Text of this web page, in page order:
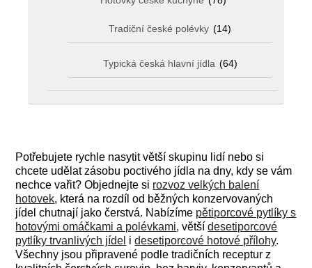
Potřebujete rychle nasytit větší skupinu lidí nebo si
chcete udělat zásobu poctivého jídla na dny, kdy se vám
nechce vařit? Objednejte si rozvoz velkých balení
hotovek, která na rozdíl od běžných konzervovaných
jídel chutnají jako čerstvá. Nabízíme pětiporcové pytlíky s
hotovými omáčkami a polévkami, většídesetiporcové
pytlíky trvanlivých jídel idesetiporcové hotové přílohy.
Všechny jsou připravené podle tradičních receptur z
Tradiční české polévky (14)
Typická česká hlavní jídla (64)